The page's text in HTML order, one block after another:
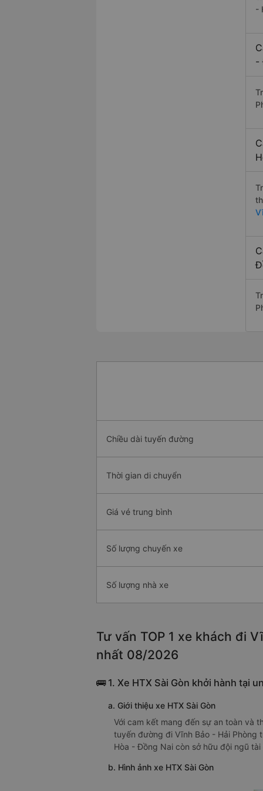
-
-
Chiều dài tuyến đường
Thời gian di chuyển
Giá vé trung bình
Số lượng chuyến xe
Số lượng nhà xe
Tư vấn TOP 1 xe khách đi
nhất 08/2026
🚌 1. Xe HTX Sài Gòn khởi hành tại
a. Giới thiệu xe HTX Sài Gòn
Với cam kết mang đến sự an toàn và
tuyến đường đi Vĩnh Bảo - Hải Phòng
Hòa - Đồng Nai còn sở hữu đội ngũ
b. Hình ảnh xe HTX Sài Gòn